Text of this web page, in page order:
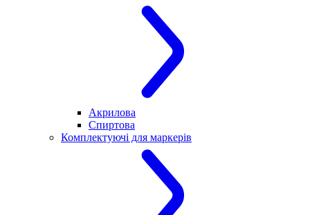
Акрилова
Спиртова
Комплектуючі для маркерів